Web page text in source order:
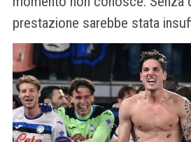
prestazione sarebbe stata